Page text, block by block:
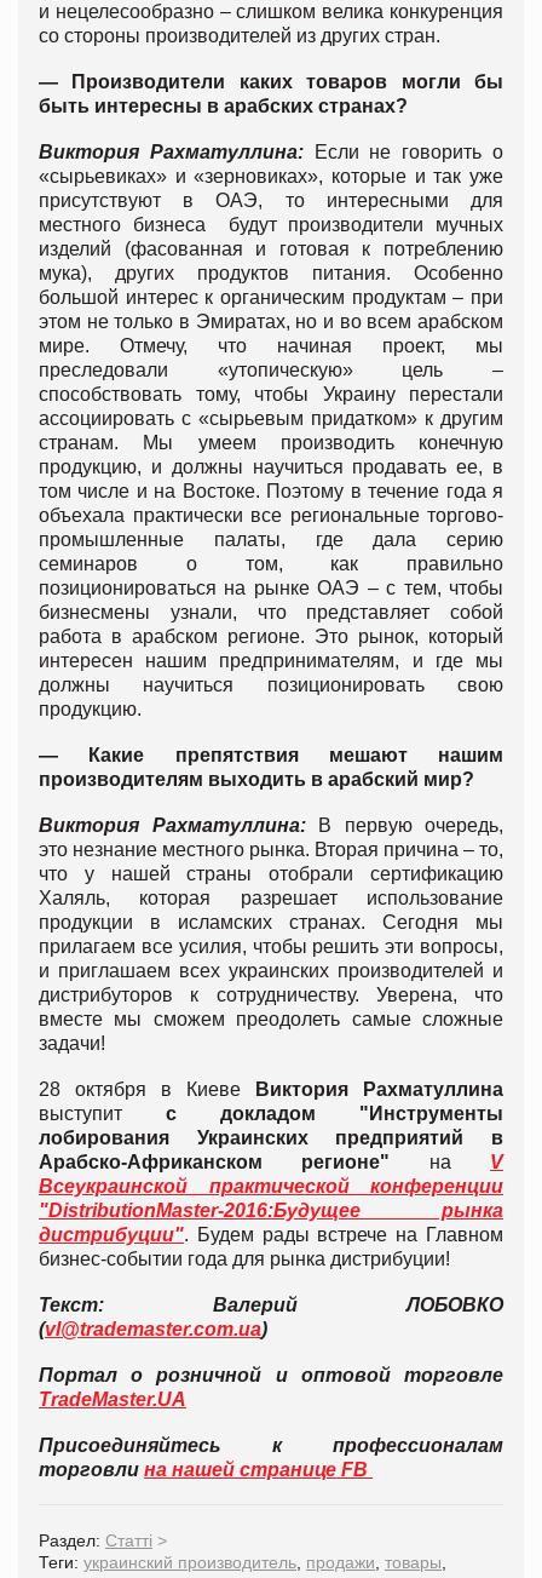
и нецелесообразно – слишком велика конкуренция
со стороны производителей из других стран.
—
Производители каких товаров могли бы
быть интересны в арабских странах?
Виктория Рахматуллина:
Если не говорить о
«сырьевиках» и «зерновиках», которые и так уже
присутствуют в ОАЭ, то интересными для
местного бизнеса будут производители мучных
изделий (фасованная и готовая к потреблению
мука), других продуктов питания. Особенно
большой интерес к органическим продуктам – при
этом не только в Эмиратах, но и во всем арабском
мире. Отмечу, что начиная проект, мы
преследовали «утопическую» цель –
способствовать тому, чтобы Украину перестали
ассоциировать с «сырьевым придатком» к другим
странам. Мы умеем производить конечную
продукцию, и должны научиться продавать ее, в
том числе и на Востоке. Поэтому в течение года я
объехала практически все региональные торгово-
промышленные палаты, где дала серию
семинаров о том, как правильно
позиционироваться на рынке ОАЭ – с тем, чтобы
бизнесмены узнали, что представляет собой
работа в арабском регионе. Это рынок, который
интересен нашим предпринимателям, и где мы
должны научиться позиционировать свою
продукцию.
—
Какие препятствия мешают нашим
производителям выходить в арабский мир?
Виктория Рахматуллина:
В первую очередь,
это незнание местного рынка. Вторая причина – то,
что у нашей страны отобрали сертификацию
Халяль, которая разрешает использование
продукции в исламских странах. Сегодня мы
прилагаем все усилия, чтобы решить эти вопросы,
и приглашаем всех украинских производителей и
дистрибуторов к сотрудничеству. Уверена, что
вместе мы сможем преодолеть самые сложные
задачи!
28 октября в Киеве
Виктория Рахматуллина
выступит с докладом "Инструменты
лобирования Украинских предприятий в
Арабско-Африканском регионе" на V
Всеукраинской практической конференции
"DistributionMaster-2016:Будущее рынка
дистрибуции". Будем рады встрече на Главном
бизнес-событии года для рынка дистрибуции!
Текст: Валерий ЛОБОВКО
(vl@trademaster.com.ua)
Портал о розничной и оптовой торговле
TradeMaster.UA
Присоединяйтесь к профессионалам
торговли на нашей странице FB
Раздел: Статті >
Теги: украинский производитель продажи товары